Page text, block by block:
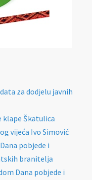
za dodjelu javnih
klape Škatulica
vijeća Ivo Simović
pobjede i
branitelja
Dana pobjede i